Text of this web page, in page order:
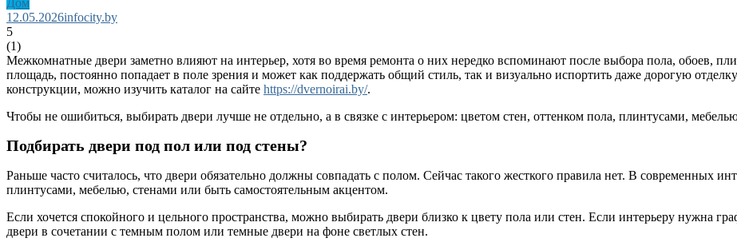
12.05.2026infocity.by
5
(1)
Межкомнатные двери заметно влияют на интерьер, хотя во время ремонта о них нередко вспоминают после выбора пола, обоев,
площадь, постоянно попадает в поле зрения и может как поддержать общий стиль, так и визуально испортить даже дорогую
конструкции, можно изучить каталог на сайте https://dvernoirai.by/.
Чтобы не ошибиться, выбирать двери лучше не отдельно, а в связке с интерьером: цветом стен, оттенком пола, плинтусами,
Подбирать двери под пол или под стены?
Раньше часто считалось, что двери обязательно должны совпадать с полом. Сейчас такого жесткого правила нет. В современных
плинтусами, мебелью, стенами или быть самостоятельным акцентом.
Если хочется спокойного и цельного пространства, можно выбирать двери близко к цвету пола или стен. Если интерьеру нужна
двери в сочетании с темным полом или темные двери на фоне светлых стен.